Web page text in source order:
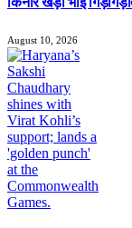
August 10, 2026